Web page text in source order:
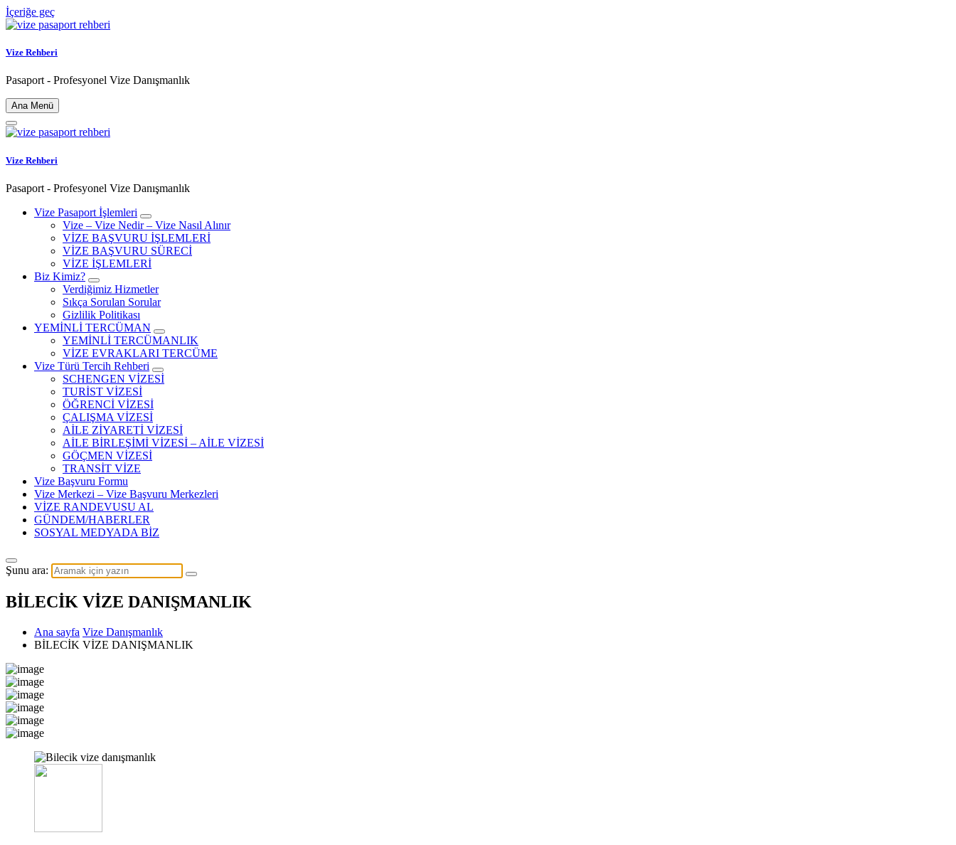
İçeriğe geç
Vize Rehberi
Pasaport - Profesyonel Vize Danışmanlık
Ana Menü
Vize Rehberi
Pasaport - Profesyonel Vize Danışmanlık
Vize Pasaport İşlemleri
Vize – Vize Nedir – Vize Nasıl Alınır
VİZE BAŞVURU İŞLEMLERİ
VİZE BAŞVURU SÜRECİ
VİZE İŞLEMLERİ
Biz Kimiz?
Verdiğimiz Hizmetler
Sıkça Sorulan Sorular
Gizlilik Politikası
YEMİNLİ TERCÜMAN
YEMİNLİ TERCÜMANLIK
VİZE EVRAKLARI TERCÜME
Vize Türü Tercih Rehberi
SCHENGEN VİZESİ
TURİST VİZESİ
ÖĞRENCİ VİZESİ
ÇALIŞMA VİZESİ
AİLE ZİYARETİ VİZESİ
AİLE BİRLEŞİMİ VİZESİ – AİLE VİZESİ
GÖÇMEN VİZESİ
TRANSİT VİZE
Vize Başvuru Formu
Vize Merkezi – Vize Başvuru Merkezleri
VİZE RANDEVUSU AL
GÜNDEM/HABERLER
SOSYAL MEDYADA BİZ
Şunu ara:
BİLECİK VİZE DANIŞMANLIK
Ana sayfa Vize Danışmanlık
BİLECİK VİZE DANIŞMANLIK